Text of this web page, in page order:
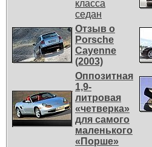
класса
седан
Отзыв о
Porsche
Cayenne
(2003)
Оппозитная
1,9-
литровая
«четверка»
для самого
маленького
«Порше»